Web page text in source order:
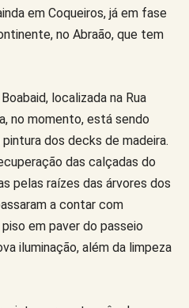
em Coqueiros, já em fase
no Abraão, que tem
localizada na Rua
no momento, está sendo
dos decks de madeira.
das calçadas do
pelas raízes das árvores dos
a contar com
em paver do passeio
iluminação, além da limpeza